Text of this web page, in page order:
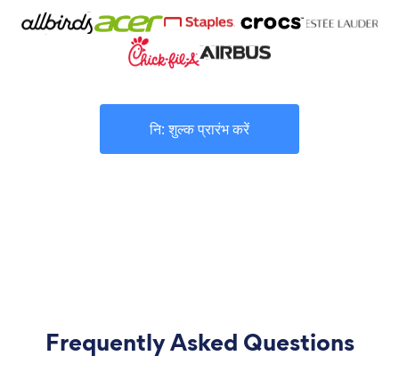
नि: शुल्क प्रारंभ करें
Frequently Asked Questions